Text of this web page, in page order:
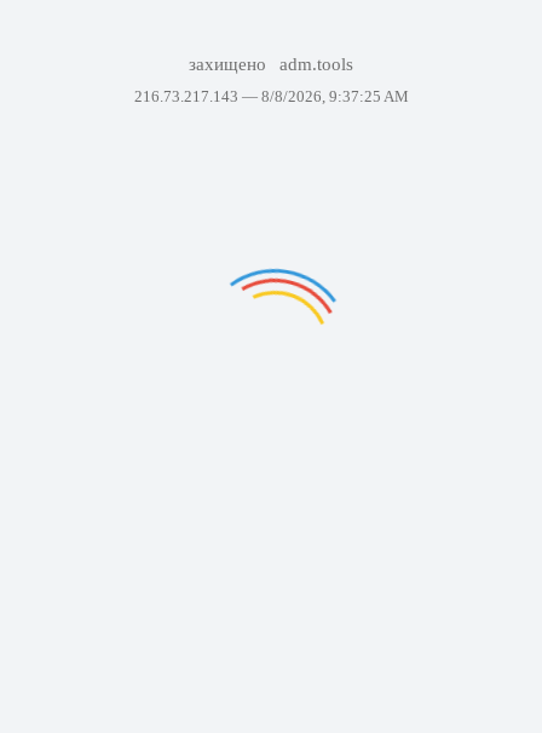
захищено adm.tools
216.73.217.143 — 8/8/2026, 9:37:25 AM